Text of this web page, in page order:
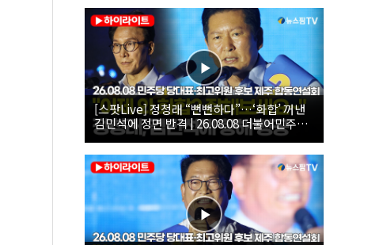
[스팟Live] 정청래 “뻔뻔하다”…‘화합’ 꺼낸
김민석에 정면 반격 | 26.08.08 더불어민주당
당대표·최고위원 후보 제주 합동연설회